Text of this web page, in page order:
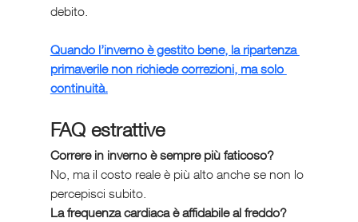
debito.
Quando l’inverno è gestito bene, la ripartenza
primaverile non richiede correzioni, ma solo
continuità.
FAQ estrattive
Correre in inverno è sempre più faticoso?
No, ma il costo reale è più alto anche se non lo
percepisci subito.
La frequenza cardiaca è affidabile al freddo?